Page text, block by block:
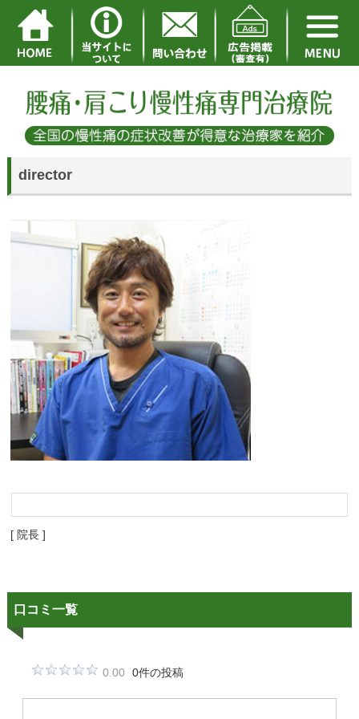
director
[ 院長 ]
口コミ一覧
0.00 0件の投稿